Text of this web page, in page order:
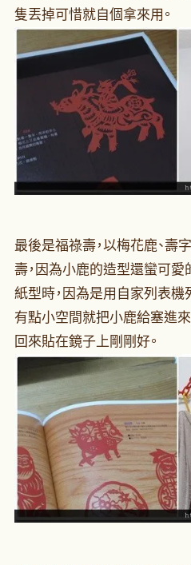
隻丟掉可惜就自個拿來用。
最後是福祿壽，以梅花鹿、壽
壽，因為小鹿的造型還蠻可愛
紙型時，因為是用自家列表機
有點小空間就把小鹿給塞進來
回來貼在鏡子上剛剛好。